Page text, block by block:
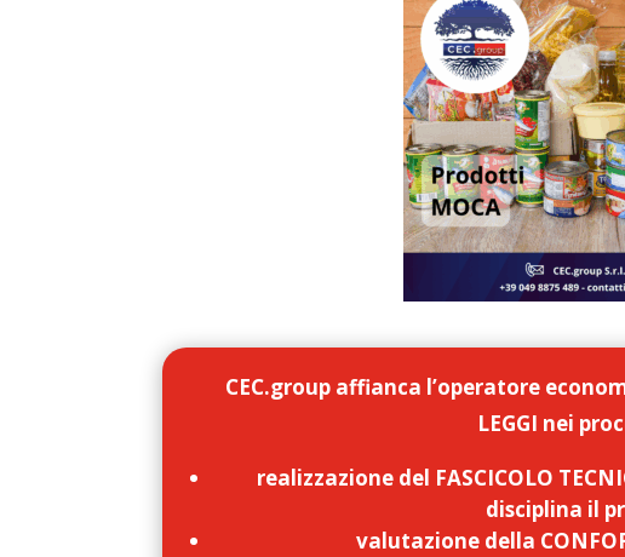
CEC.group affianca l’operatore
LEGGI nei
realizzazione del FASCICOLO
disciplina il
valutazione della